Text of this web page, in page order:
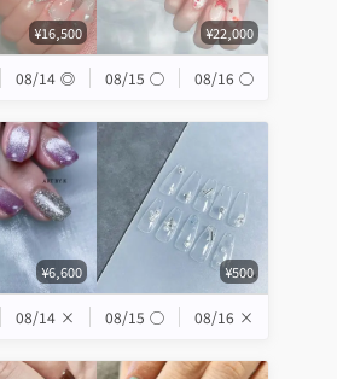
¥16,500 ¥22,000
08/14 ◎ 08/15 ◯ 08/16 ◯
¥6,600 ¥500
08/14 × 08/15 ◯ 08/16 ×